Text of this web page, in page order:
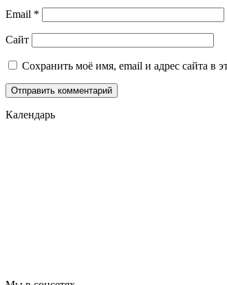
Email *
Сайт
Сохранить моё имя, email и адрес сайта в
Календарь